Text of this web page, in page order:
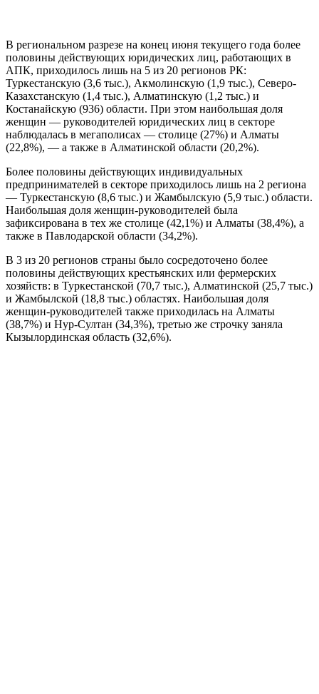
В региональном разрезе на конец июня текущего года более
половины действующих юридических лиц, работающих в
АПК, приходилось лишь на 5 из 20 регионов РК:
Туркестанскую (3,6 тыс.), Акмолинскую (1,9 тыс.), Северо-
Казахстанскую (1,4 тыс.), Алматинскую (1,2 тыс.) и
Костанайскую (936) области. При этом наибольшая доля
женщин — руководителей юридических лиц в секторе
наблюдалась в мегаполисах — столице (27%) и Алматы
(22,8%), — а также в Алматинской области (20,2%).
Более половины действующих индивидуальных
предпринимателей в секторе приходилось лишь на 2 региона
— Туркестанскую (8,6 тыс.) и Жамбылскую (5,9 тыс.) области.
Наибольшая доля женщин-руководителей была
зафиксирована в тех же столице (42,1%) и Алматы (38,4%), а
также в Павлодарской области (34,2%).
В 3 из 20 регионов страны было сосредоточено более
половины действующих крестьянских или фермерских
хозяйств: в Туркестанской (70,7 тыс.), Алматинской (25,7 тыс.)
и Жамбылской (18,8 тыс.) областях. Наибольшая доля
женщин-руководителей также приходилась на Алматы
(38,7%) и Нур-Султан (34,3%), третью же строчку заняла
Кызылординская область (32,6%).